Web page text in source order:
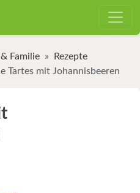
Familie
Rezepte
Tartes mit Johannisbeeren